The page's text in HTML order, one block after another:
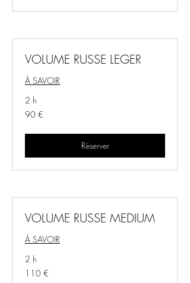
VOLUME RUSSE LEGER
À SAVOIR
2 h
90
euros
90 €
Réserver
VOLUME RUSSE MEDIUM
À SAVOIR
2 h
110
euros
110 €